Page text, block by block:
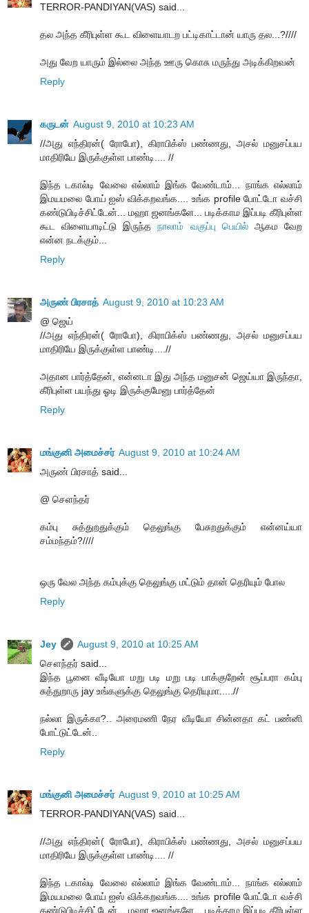
TERROR-PANDIYAN(VAS) said...
தல அந்த கீரிபுள்ள கூட விளையாடற பட்டிகாட்டான் யாரு தல...?////
அது வேற யாரும் இல்லை அந்த ஊரு கொசு மருந்து அடிக்கிறவன்
Reply
கருடன் August 9, 2010 at 10:23 AM
//அது எந்திரன்( ரோபோ), கிராபிக்ஸ் பண்ணது, அசல் மனுசப்பய
மாதிரியே இருக்குள்ள பாண்டி.... //
இந்த டகால்டி வேலை எல்லாம் இங்க வேண்டாம்... நாங்க எல்லாம்
இமயமலை போய் ஐஸ் விக்கறவங்க.... உங்க profile போட்டோ வச்சி
கண்டுபிடிச்சிட்டேன்... மஹா ஜனங்களே... படிக்காம இப்படி கீரிபுள்ள
கூட விளையாடிட்டு இருந்தநாலாம் வகுப்பு பெயில்ஆகம வேற
என்ன நடக்கும்...
Reply
அருண் பிரசாத் August 9, 2010 at 10:23 AM
@ ஜெய்
//அது எந்திரன்( ரோபோ), கிராபிக்ஸ் பண்ணது, அசல் மனுசப்பய
மாதிரியே இருக்குள்ள பாண்டி....//
அதான பார்த்தேன், என்னடா இது அந்த மனுசன் ஜெய்யா இருந்தா,
கீரிபுள்ள பயந்து ஓடி இருக்குமேனு பார்த்தேன்
Reply
மங்குனி அமைச்சர் August 9, 2010 at 10:24 AM
அருண் பிரசாத் said...
@ செளந்தர்
கம்பு சுத்துறதுக்கும் தெலுங்கு பேசுறதுக்கும் என்னய்யா
சம்மந்தம்?////
ஒரு வேல அந்த கம்புக்கு தெலுங்கு மட்டும் தான் தெரியும் போல
Reply
Jey
August 9, 2010 at 10:25 AM
சௌந்தர் said...
இந்த பூனை வீடியோ மறு படி மறு படி பாக்குறேன் சூப்பரா கம்பு
சுத்துறாரு jay உங்களுக்கு தெலுங்கு தெரியுமா.....//
நல்லா இருக்கா?.. அரைமணி நேர வீடியோ சின்னதா கட் பண்னி
போட்டுட்டேன்..
Reply
மங்குனி அமைச்சர் August 9, 2010 at 10:25 AM
TERROR-PANDIYAN(VAS) said...
//அது எந்திரன்( ரோபோ), கிராபிக்ஸ் பண்ணது, அசல் மனுசப்பய
மாதிரியே இருக்குள்ள பாண்டி.... //
இந்த டகால்டி வேலை எல்லாம் இங்க வேண்டாம்... நாங்க எல்லாம்
இமயமலை போய் ஐஸ் விக்கறவங்க.... உங்க profile போட்டோ வச்சி
கண்டுபிடிச்சிட்டேன்... மஹா ஜனங்களே... படிக்காம இப்படி கீரிபுள்ள